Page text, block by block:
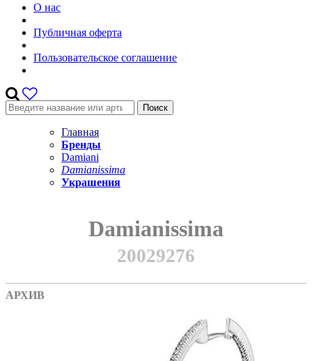
О нас
Публичная оферта
Пользовательское соглашение
Поиск
Главная
Бренды
Damiani
Damianissima
Украшения
Damianissima
20029276
АРХИВ